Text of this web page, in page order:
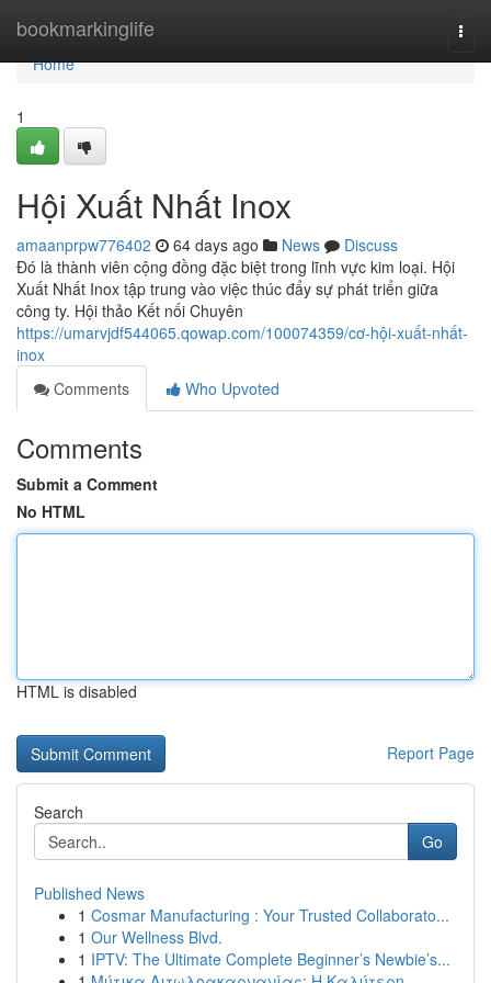
bookmarkinglife
Home
Home
1
Hội Xuất Nhất Inox
amaanprpw776402 64 days ago News
Discuss
Đó là thành viên cộng đồng đặc biệt trong lĩnh vực kim loại. Hội
Xuất Nhất Inox tập trung vào việc thúc đẩy sự phát triển giữa
công ty. Hội thảo Kết nối Chuyên
https://umarvjdf544065.qowap.com/100074359/cơ-hội-xuất-nhất-
inox
Comments
Who Upvoted
Comments
Submit a Comment
No HTML
HTML is disabled
Report Page
Search
Go
Published News
1 Cosmar Manufacturing : Your Trusted Collaborato...
1 Our Wellness Blvd.
1 IPTV: The Ultimate Complete Beginner’s Newbie’s...